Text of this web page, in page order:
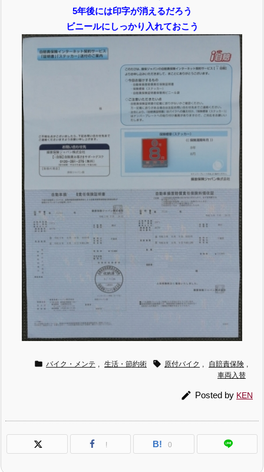
5年後には印字が消えるだろう
ビニールにしっかり入れておこう
 バイク・メンテ 生活・節約術  原付バイク 自賠責保険
車両入替
 Posted by KEN
! B! 0